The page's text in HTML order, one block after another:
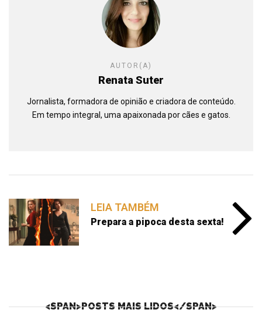
AUTOR(A)
Renata Suter
Jornalista, formadora de opinião e criadora de conteúdo.
Em tempo integral, uma apaixonada por cães e gatos.
LEIA TAMBÉM
Prepara a pipoca desta sexta!
<SPAN>POSTS MAIS LIDOS</SPAN>